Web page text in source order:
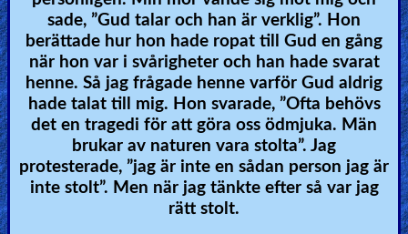
sade, ”Gud talar och han är verklig”. Hon
berättade hur hon hade ropat till Gud en gång
när hon var i svårigheter och han hade svarat
henne. Så jag frågade henne varför Gud aldrig
hade talat till mig. Hon svarade, ”Ofta behövs
det en tragedi för att göra oss ödmjuka. Män
brukar av naturen vara stolta”. Jag
protesterade, ”jag är inte en sådan person jag är
inte stolt”. Men när jag tänkte efter så var jag
rätt stolt.